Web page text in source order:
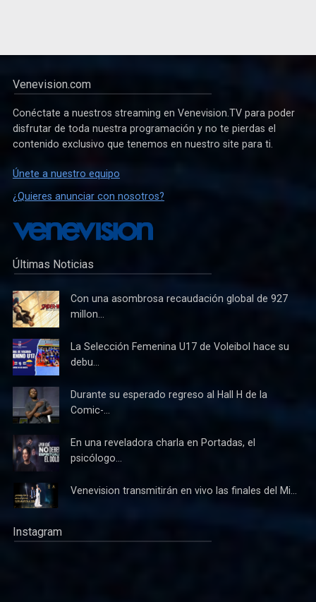
Venevision.com
Conéctate a nuestros streaming en Venevision.TV para poder
disfrutar de toda nuestra programación y no te pierdas el
contenido exclusivo que tenemos en nuestro site para ti.
Únete a nuestro equipo
¿Quieres anunciar con nosotros?
Últimas Noticias
Con una asombrosa recaudación global de 927
millon...
La Selección Femenina U17 de Voleibol hace su
debu...
Durante su esperado regreso al Hall H de la
Comic-...
En una reveladora charla en Portadas, el
psicólogo...
Venevision transmitirán en vivo las finales del Mi...
Instagram